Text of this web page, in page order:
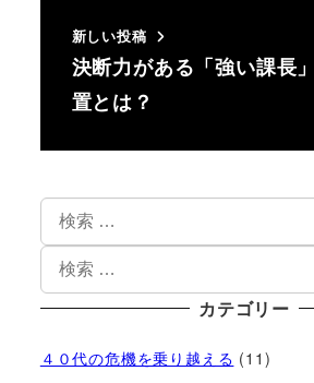
新しい投稿
決断力がある「強い課長
置とは？
カテゴリー
４０代の危機を乗り越える (11)